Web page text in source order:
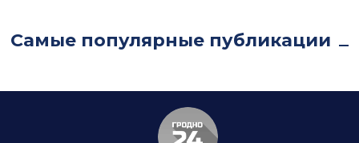
Самые популярные публикации